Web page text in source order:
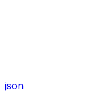
json